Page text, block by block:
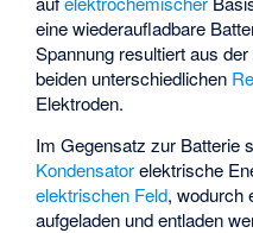
eine wiederaufladbare
Spannung resultiert aus
beiden unterschiedlichen
Elektroden.
Im Gegensatz zur Batterie
Kondensatorelektrische
elektrischen Feld, wodurch
aufgeladen und entladen